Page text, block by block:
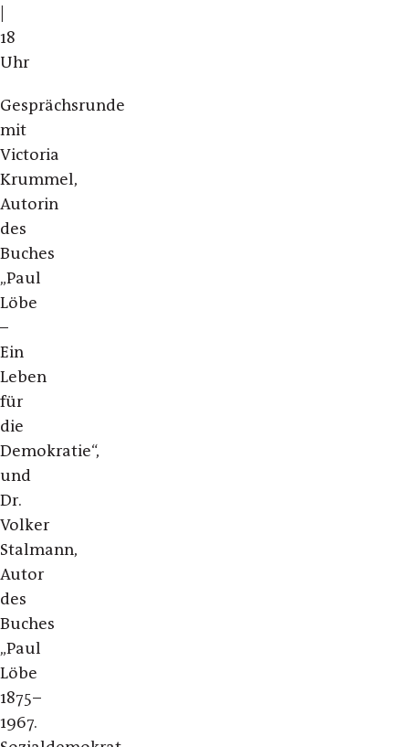
|
18
Uhr
Gesprächsrunde
mit
Victoria
Krummel,
Autorin
des
Buches
„Paul
Löbe
–
Ein
Leben
für
die
Demokratie“,
und
Dr.
Volker
Stalmann,
Autor
des
Buches
„Paul
Löbe
1875–
1967.